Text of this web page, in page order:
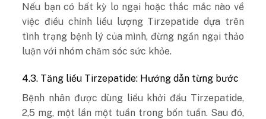
Nếu bạn có bất kỳ lo ngại hoặc thắc mắc nào về
việc điều chỉnh liều lượng Tirzepatide dựa trên
tình trạng bệnh lý của mình, đừng ngần ngại thảo
luận với nhóm chăm sóc sức khỏe.
4.3. Tăng liều Tirzepatide: Hướng dẫn từng bước
Bệnh nhân được dùng liều khởi đầu Tirzepatide,
2,5 mg, một lần một tuần trong bốn tuần. Sau đó,